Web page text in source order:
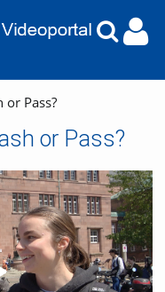
Pass?
or Pass?